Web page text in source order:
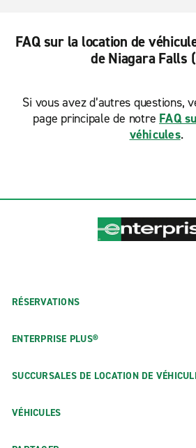
FAQ sur la location de
de Niagara Falls
Si vous avez d’autres questions,
page principale de notre FAQ
véhicules.
RÉSERVATIONS
ENTERPRISE PLUS®
SUCCURSALES DE LOCATION DE
VÉHICULES